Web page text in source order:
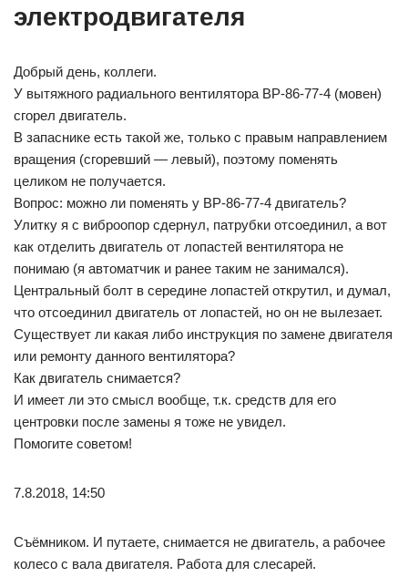
электродвигателя
Добрый день, коллеги.
У вытяжного радиального вентилятора ВР-86-77-4 (мовен)
сгорел двигатель.
В запаснике есть такой же, только с правым направлением
вращения (сгоревший — левый), поэтому поменять
целиком не получается.
Вопрос: можно ли поменять у ВР-86-77-4 двигатель?
Улитку я с виброопор сдернул, патрубки отсоединил, а вот
как отделить двигатель от лопастей вентилятора не
понимаю (я автоматчик и ранее таким не занимался).
Центральный болт в середине лопастей открутил, и думал,
что отсоединил двигатель от лопастей, но он не вылезает.
Существует ли какая либо инструкция по замене двигателя
или ремонту данного вентилятора?
Как двигатель снимается?
И имеет ли это смысл вообще, т.к. средств для его
центровки после замены я тоже не увидел.
Помогите советом!
7.8.2018, 14:50
Съёмником. И путаете, снимается не двигатель, а рабочее
колесо с вала двигателя. Работа для слесарей.